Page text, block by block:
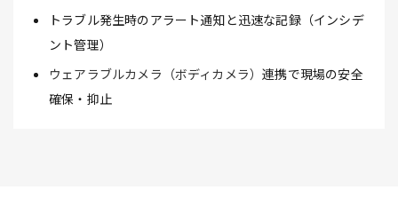
トラブル発生時のアラート通知と迅速な記録（インシデ
ント管理）
ウェアラブルカメラ（ボディカメラ）連携で現場の安全
確保・抑止